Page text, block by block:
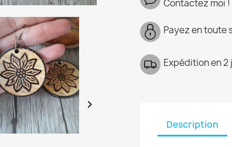

Contactez moi
Payez en toute
Expédition en
Description